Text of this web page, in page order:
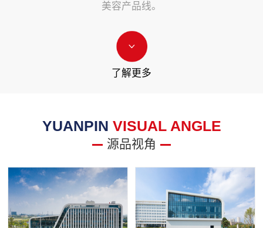
美容产品线。
了解更多
YUANPIN VISUAL ANGLE
源品视角